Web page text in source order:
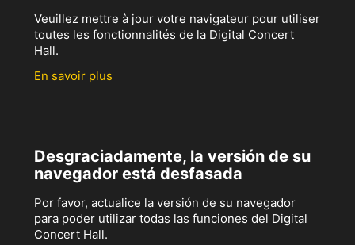
Veuillez mettre à jour votre navigateur pour utiliser
toutes les fonctionnalités de la Digital Concert
Hall.
En savoir plus
Desgraciadamente, la versión de su
navegador está desfasada
Por favor, actualice la versión de su navegador
para poder utilizar todas las funciones del Digital
Concert Hall.